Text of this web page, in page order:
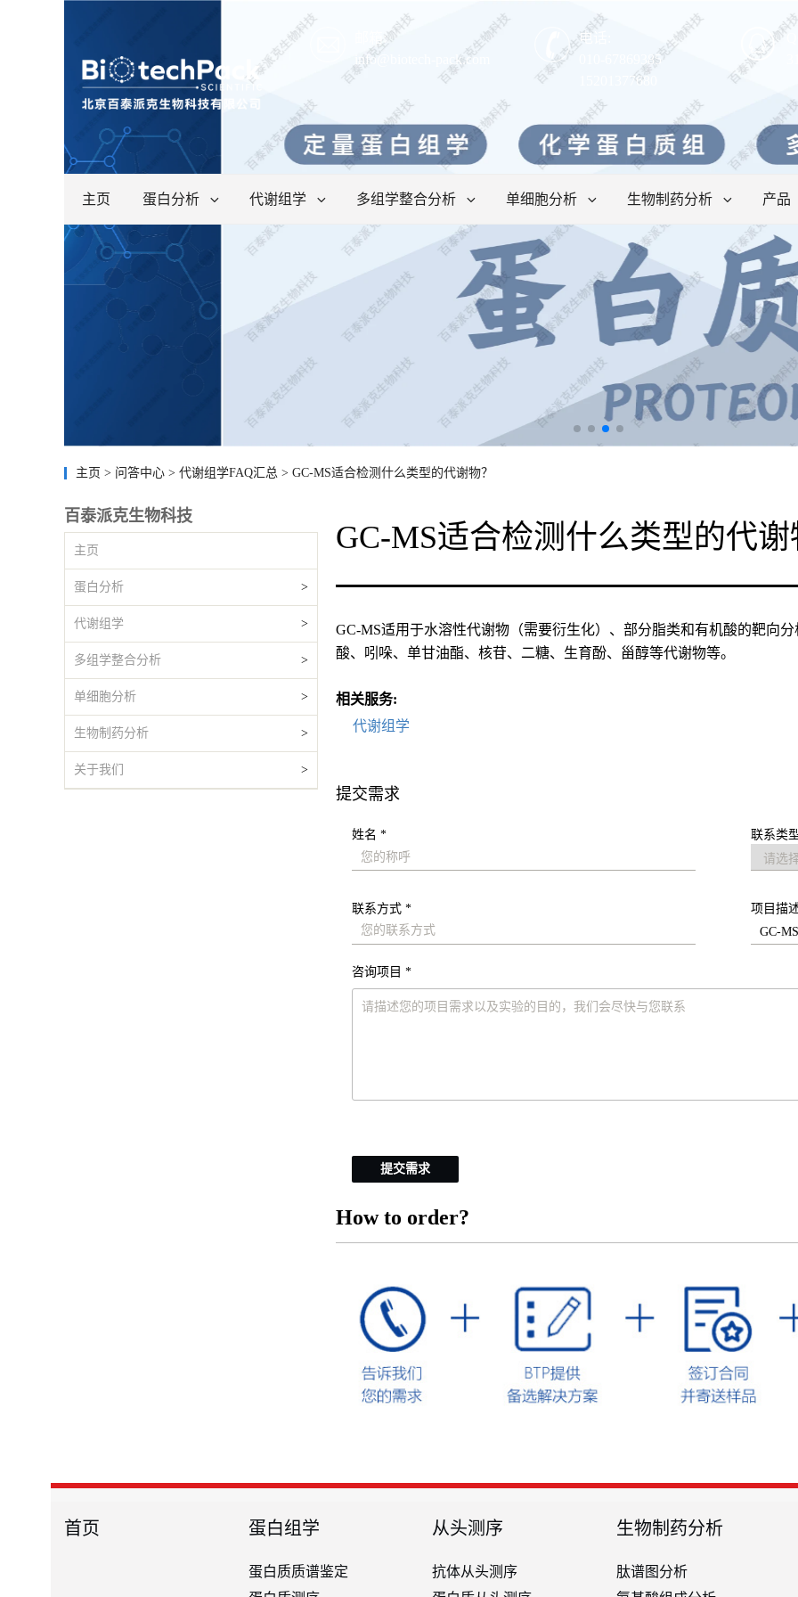
邮箱:
info@biotech-pack.com
电话:
010-67869385
15201377680
主页 蛋白分析 代谢组学 多组学整合分析 单细胞分析 生物制药分析 产品
主页 > 问答中心 > 代谢组学FAQ汇总 > GC-MS适合检测什么类型的代谢物？
百泰派克生物科技
主页
蛋白分析 >
代谢组学 >
多组学整合分析 >
单细胞分析 >
生物制药分析 >
关于我们 >
GC-MS适合检测什么类型的代
GC-MS适用于水溶性代谢物（需要衍生化）、部分脂类和有机酸的靶向
酸、吲哚、单甘油酯、核苷、二糖、生育酚、甾醇等代谢物等。
相关服务:
代谢组学
提交需求
姓名 * 联系类
联系方式 * 项目描
咨询项目 *
提交需求
How to order?
首页 蛋白组学
蛋白质质谱鉴定
从头测序
抗体从头测序
生物制药分析
肽谱图分析